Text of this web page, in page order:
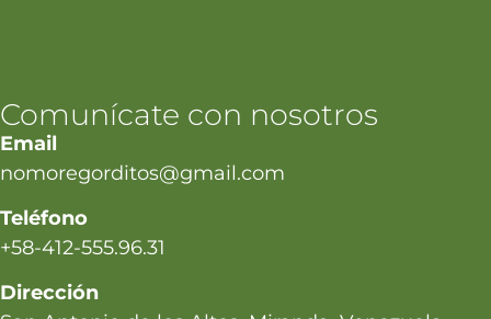
Comunícate con nosotros
Email
nomoregorditos@gmail.com
Teléfono
+58-412-555.96.31
Dirección